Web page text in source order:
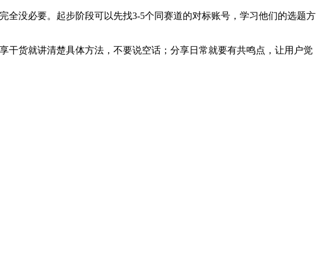
没必要。起步阶段可以先找3-5个同赛道的对标账号，学习他们的选题方
干货就讲清楚具体方法，不要说空话；分享日常就要有共鸣点，让用户觉